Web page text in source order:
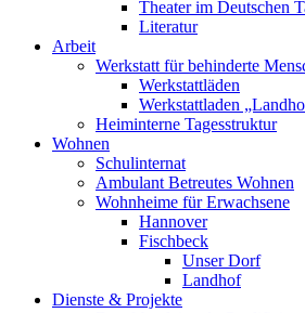
Theater im Deutschen
Literatur
Arbeit
Werkstatt für behinderte
Werkstattläden
Werkstattladen
Heiminterne Tagesstruktur
Wohnen
Schulinternat
Ambulant Betreutes Wohnen
Wohnheime für Erwachsene
Hannover
Fischbeck
Unser Dorf
Landhof
Dienste & Projekte